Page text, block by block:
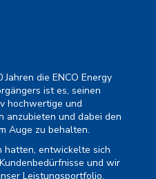
die ENCO Energy
ist es, seinen
hochwertige und
anzubieten und dabei den
Auge zu behalten.
hatten, entwickelte sich
und wir
Leistungsportfolio.